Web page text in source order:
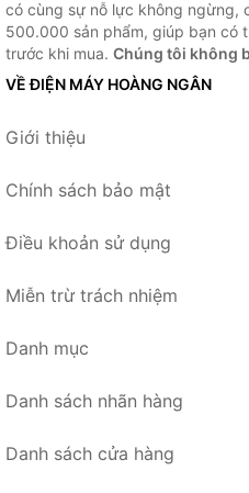
có cùng sự nỗ lực không ngừng,
500.000 sản phẩm, giúp bạn có
trước khi mua. Chúng tôi không
VỀ ĐIỆN MÁY HOÀNG NGÂN
Giới thiệu
Chính sách bảo mật
Điều khoản sử dụng
Miễn trừ trách nhiệm
Danh mục
Danh sách nhãn hàng
Danh sách cửa hàng